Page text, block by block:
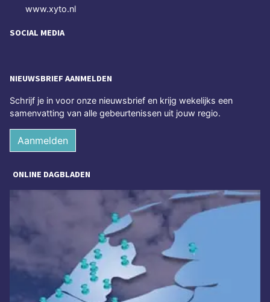
www.xyto.nl
SOCIAL MEDIA
NIEUWSBRIEF AANMELDEN
Schrijf je in voor onze nieuwsbrief en krijg wekelijks een
samenvatting van alle gebeurtenissen uit jouw regio.
Aanmelden
ONLINE DAGBLADEN